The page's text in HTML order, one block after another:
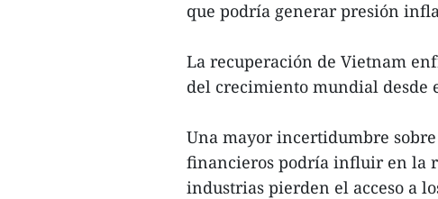
que podría generar presión
La recuperación de Vietnam
del crecimiento mundial desde
Una mayor incertidumbre
financieros podría influir en la
industrias pierden el acceso a